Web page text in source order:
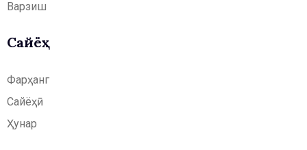
Варзиш
Сайёҳӣ
Фарҳанг
Сайёҳӣ
Ҳунар